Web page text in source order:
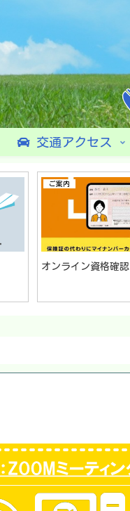
交通アクセス
ご案内
オンライン資格確認